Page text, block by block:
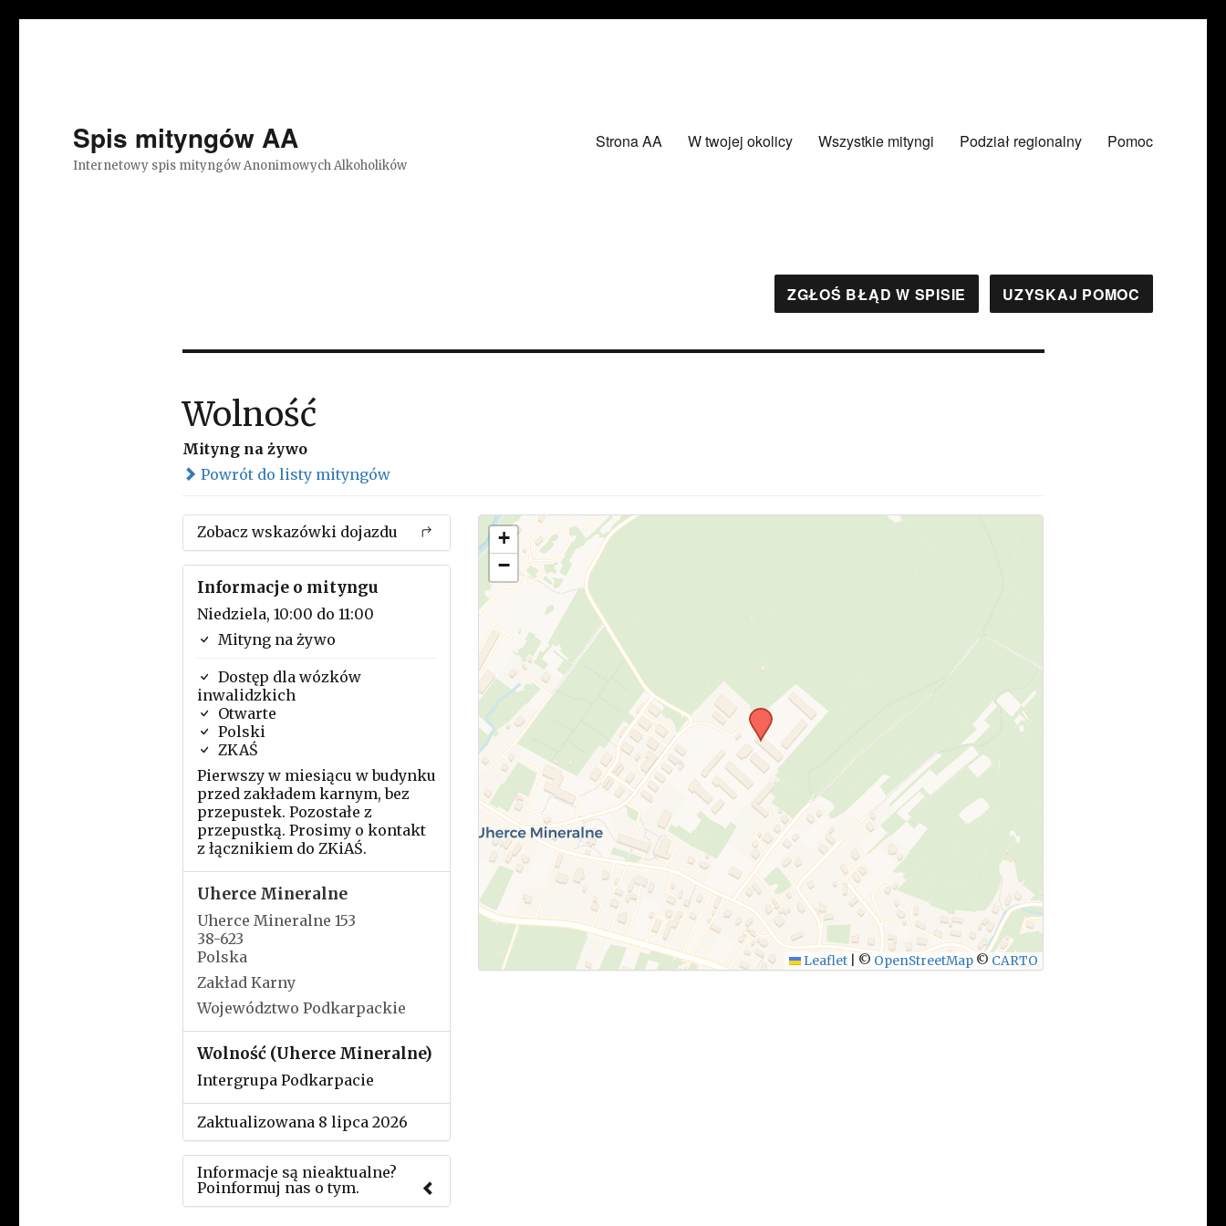
Spis mityngów AA
Internetowy spis mityngów Anonimowych Alkoholików
Strona AA W twojej okolicy Wszystkie mityngi Podział regionalny Pomoc
ZGŁOŚ BŁĄD W SPISIE UZYSKAJ POMOC
Wolność
Mityng na żywo
Powrót do listy mityngów
Zobacz wskazówki dojazdu
Informacje o mityngu
Niedziela, 10:00 do 11:00
Mityng na żywo
Dostęp dla wózków
inwalidzkich
Otwarte
Polski
ZKAŚ
Pierwszy w miesiącu w budynku
przed zakładem karnym, bez
przepustek. Pozostałe z
przepustką. Prosimy o kontakt
z łącznikiem do ZKiAŚ.
Uherce Mineralne
Uherce Mineralne 153
38-623
Polska
Zakład Karny
Województwo Podkarpackie
Wolność (Uherce Mineralne)
Intergrupa Podkarpacie
Zaktualizowana 8 lipca 2026
Informacje są nieaktualne?
Poinformuj nas o tym.
+
−
Leaflet © OpenStreetMap © CARTO